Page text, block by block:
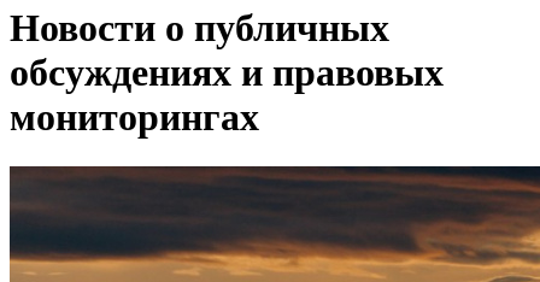
Новости о публичных
обсуждениях и правовых
мониторингах